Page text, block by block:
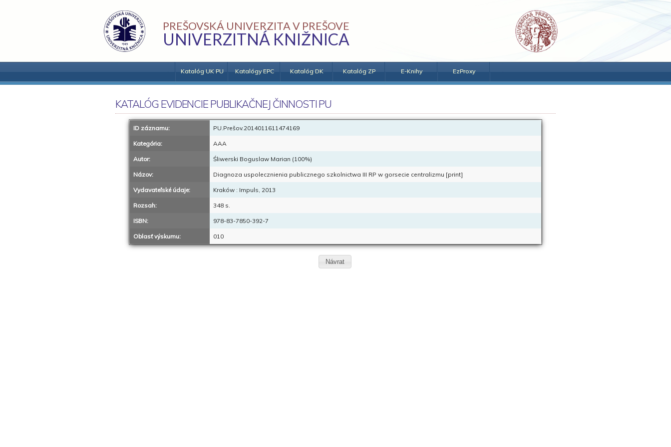
PREŠOVSKÁ UNIVERZITA V PREŠOVE
UNIVERZITNÁ KNIŽNICA
Katalóg UK PU Katalógy EPC Katalóg DK Katalóg ZP E-Knihy EzProxy
KATALÓG EVIDENCIE PUBLIKAČNEJ ČINNOSTI PU
ID záznamu: PU.Prešov.2014011611474169
Kategória: AAA
Autor: Śliwerski Boguslaw Marian (100%)
Názov: Diagnoza uspolecznienia publicznego szkolnictwa III RP w gorsecie centralizmu [print]
Vydavateľské údaje: Kraków : Impuls, 2013
Rozsah: 348 s.
ISBN: 978-83-7850-392-7
Oblasť výskumu: 010